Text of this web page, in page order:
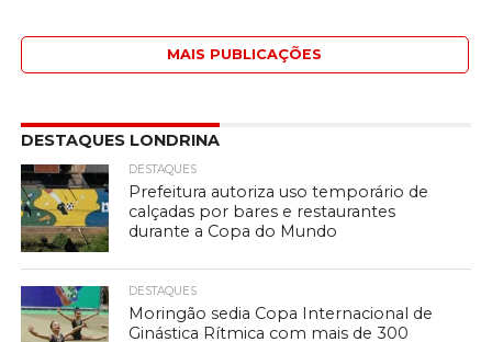
MAIS PUBLICAÇÕES
DESTAQUES LONDRINA
DESTAQUES
Prefeitura autoriza uso temporário de
calçadas por bares e restaurantes
durante a Copa do Mundo
DESTAQUES
Moringão sedia Copa Internacional de
Ginástica Rítmica com mais de 300